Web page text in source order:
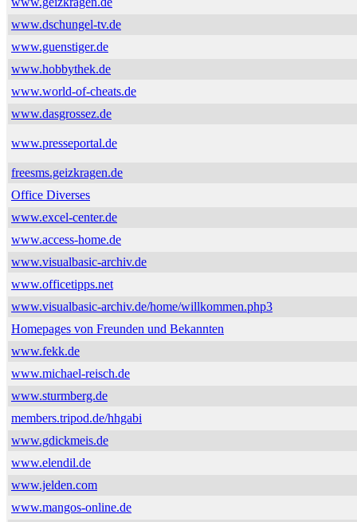
www.dschungel-tv.de
www.guenstiger.de
www.hobbythek.de
www.world-of-cheats.de
www.dasgrossez.de
www.presseportal.de
freesms.geizkragen.de
Office Diverses
www.excel-center.de
www.access-home.de
www.visualbasic-archiv.de
www.officetipps.net
www.visualbasic-archiv.de/home/willkommen.php3
Homepages von Freunden und Bekannten
www.fekk.de
www.michael-reisch.de
www.sturmberg.de
members.tripod.de/hhgabi
www.gdickmeis.de
www.elendil.de
www.jelden.com
www.mangos-online.de